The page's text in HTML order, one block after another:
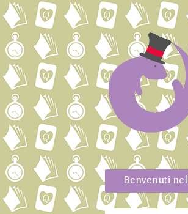
Benvenuti
Menu
Skip to content